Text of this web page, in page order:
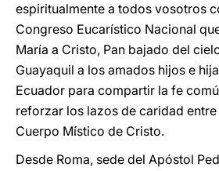
espiritualmente a todos vosotros
Congreso Eucarístico Nacional
María a Cristo, Pan bajado del
Guayaquil a los amados hijos e
Ecuador para compartir la fe
reforzar los lazos de caridad
Cuerpo Místico de Cristo.
Desde Roma, sede del Apóstol